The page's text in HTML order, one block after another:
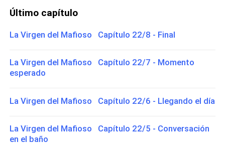
Último capítulo
La Virgen del Mafioso Capítulo 22/8 - Final
La Virgen del Mafioso Capítulo 22/7 - Momento
esperado
La Virgen del Mafioso Capítulo 22/6 - Llegando el día
La Virgen del Mafioso Capítulo 22/5 - Conversación
en el baño